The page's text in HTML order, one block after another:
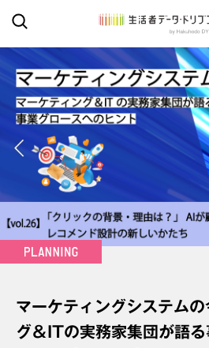
マーケティングシステム
グ＆ITの実務家集団が語